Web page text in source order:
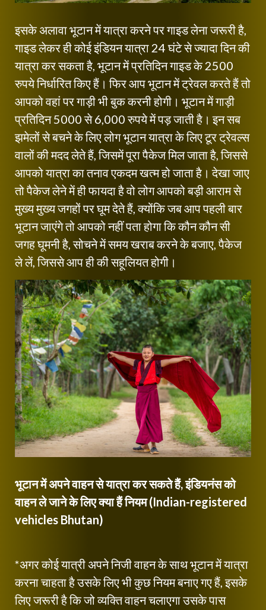
इसके अलावा भूटान में यात्रा करने पर गाइड लेना जरूरी है,
गाइड लेकर ही कोई इंडियन यात्रा 24 घंटे से ज्यादा दिन की
यात्रा कर सकता है, भूटान में प्रतिदिन गाइड के 2500
रुपये निर्धारित किए हैं। फिर आप भूटान में ट्रेवल करते हैं तो
आपको वहां पर गाड़ी भी बुक करनी होगी। भूटान में गाड़ी
प्रतिदिन 5000 से 6,000 रुपये में पड़ जाती है। इन सब
झमेलों से बचने के लिए लोग भूटान यात्रा के लिए टूर ट्रेवल्स
वालों की मदद लेते हैं, जिसमें पूरा पैकेज मिल जाता है, जिससे
आपको यात्रा का तनाव एकदम खत्म हो जाता है। देखा जाए
तो पैकेज लेने में ही फायदा है वो लोग आपको बड़ी आराम से
मुख्य मुख्य जगहों पर घूम देते हैं, क्योंकि जब आप पहली बार
भूटान जाएंगे तो आपको नहीं पता होगा कि कौन कौन सी
जगह घूमनी है, सोचने में समय खराब करने के बजाए, पैकेज
ले लें, जिससे आप ही की सहूलियत होगी।
भूटान में अपने वाहन से यात्रा कर सकते हैं, इंडियनंस को
वाहन ले जाने के लिए क्या हैं नियम (Indian-registered
vehicles Bhutan)
*अगर कोई यात्री अपने निजी वाहन के साथ भूटान में यात्रा
करना चाहता है उसके लिए भी कुछ नियम बनाए गए हैं, इसके
लिए जरूरी है कि जो व्यक्ति वाहन चलाएगा उसके पास